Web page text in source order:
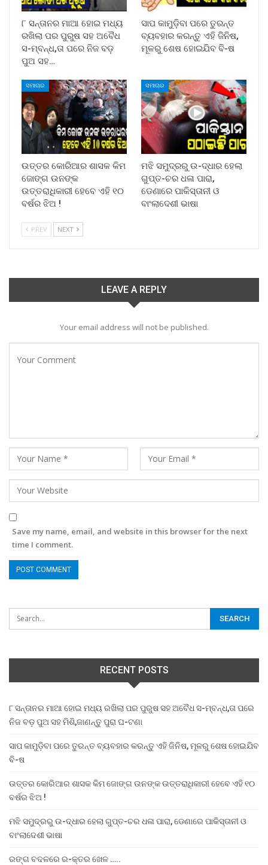
୮ ସନ୍ତାନର ମାଆ ହୋଇ ମଧ୍ୟ
ରଖିଲା ପର ପୁରୁଷ ସହ ଅବୈଧ
ସ-ମ୍ବନ୍ଧ,ତା ପରେ ନିଜ ବଡ଼
ପୁଅ ସହ…
ସାପ କାମୁଡ଼ିବା ପରେ ତୁରନ୍ତ
ବ୍ୟବହାର କରନ୍ତୁ ଏହି ଜିନିଷ,
ମୂଳରୁ ଶେଷ ହୋଇଯିବ ବି-ଷ
ସମାଚାର
ଉତ୍ତର କୋରିଆର ଶାସକ କିମ
ଜୋଙ୍ଗ ଉନଙ୍କ
ଉତ୍ତରାଧିକାରୀ ହେବେ ଏହି ୧୦
ବର୍ଷର ଝିଅ !
ସମାଚାର
ମଝି ସମୁଦ୍ରରୁ ଉ-ଦ୍ଧାର ହେଲା
ଗୁପ୍ତ-ଚର ଧଳା ପାରା,
ଡେଣାରେ ପାକିସ୍ତାନୀ ଓ
ବାଂଲାଦେଶୀ ଭାଷା
PREV NEXT
LEAVE A REPLY
Your email address will not be published.
Save my name, email, and website in this browser for the next
time I comment.
RECENT POSTS
୮ ସନ୍ତାନର ମାଆ ହୋଇ ମଧ୍ୟ ରଖିଲା ପର ପୁରୁଷ ସହ ଅବୈଧ ସ-ମ୍ବନ୍ଧ,ତା ପରେ
ନିଜ ବଡ଼ ପୁଅ ସହ ମିଶି,ଜାଣନ୍ତୁ ପୁରା ଘ-ଟଣା
ସାପ କାମୁଡ଼ିବା ପରେ ତୁରନ୍ତ ବ୍ୟବହାର କରନ୍ତୁ ଏହି ଜିନିଷ, ମୂଳରୁ ଶେଷ ହୋଇଯିବ
ବି-ଷ
ଉତ୍ତର କୋରିଆର ଶାସକ କିମ ଜୋଙ୍ଗ ଉନଙ୍କ ଉତ୍ତରାଧିକାରୀ ହେବେ ଏହି ୧୦
ବର୍ଷର ଝିଅ !
ମଝି ସମୁଦ୍ରରୁ ଉ-ଦ୍ଧାର ହେଲା ଗୁପ୍ତ-ଚର ଧଳା ପାରା, ଡେଣାରେ ପାକିସ୍ତାନୀ ଓ
ବାଂଲାଦେଶୀ ଭାଷା
ରଙ୍ଗ ବଦଳରେ ର-କ୍ତର ଖେଳ …..